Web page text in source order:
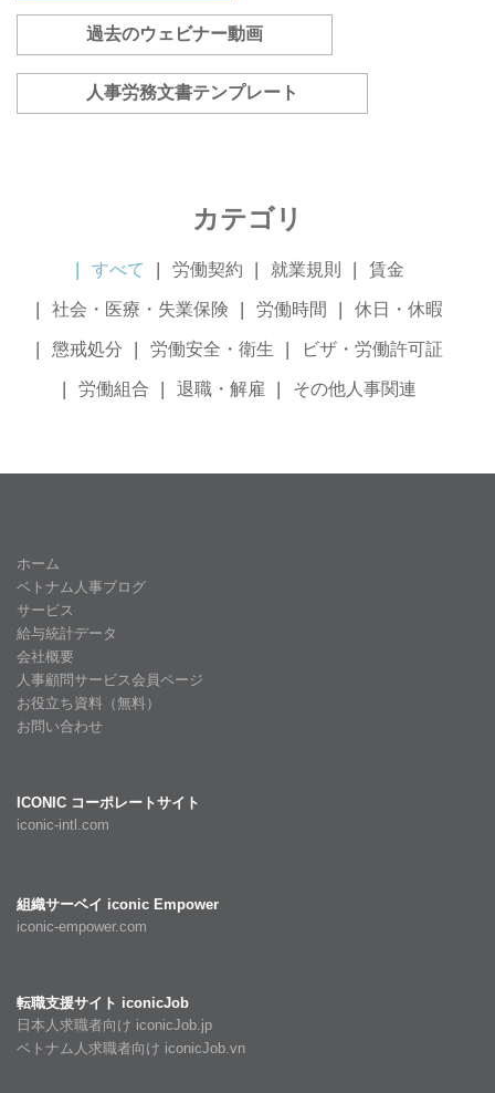
過去のウェビナー動画
人事労務文書テンプレート
カテゴリ
すべて 労働契約 就業規則 賃金
社会・医療・失業保険 労働時間 休日・休暇
懲戒処分 労働安全・衛生 ビザ・労働許可証
労働組合 退職・解雇 その他人事関連
ホーム
ベトナム人事ブログ
サービス
給与統計データ
会社概要
人事顧問サービス会員ページ
お役立ち資料（無料）
お問い合わせ
ICONIC コーポレートサイト
iconic-intl.com
組織サーベイ iconic Empower
iconic-empower.com
転職支援サイト iconicJob
日本人求職者向け iconicJob.jp
ベトナム人求職者向け iconicJob.vn